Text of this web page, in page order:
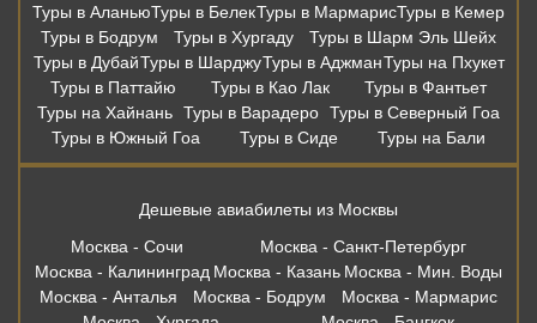
Туры в АланьюТуры в БелекТуры в МармарисТуры в Кемер
Туры в Бодрум
Туры в Хургаду
Туры в Шарм Эль Шейх
Туры в ДубайТуры в ШарджуТуры в АджманТуры на Пхукет
Туры в Паттайю
Туры в Као Лак
Туры в Фантьет
Туры на Хайнань Туры в Варадеро Туры в Северный Гоа
Туры в Южный Гоа
Туры в Сиде Туры на Бали
Дешевые авиабилеты из Москвы
Москва - Сочи
Москва - Санкт-Петербург
Москва - Калининград Москва - Казань Москва - Мин. Воды
Москва - Анталья
Москва - Бодрум
Москва - Мармарис